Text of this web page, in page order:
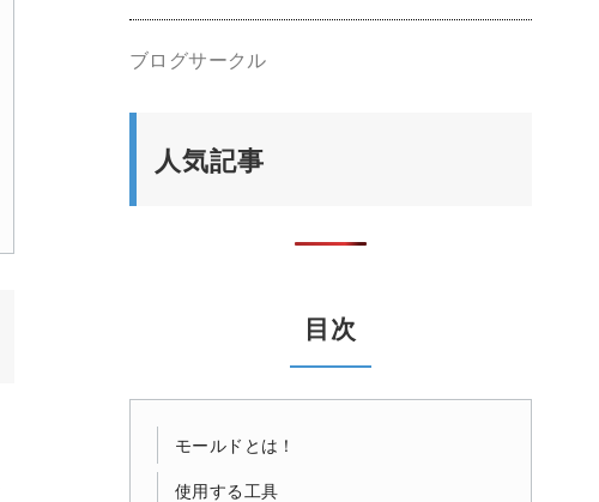
ブログサークル
人気記事
目次
モールドとは！
使用する工具